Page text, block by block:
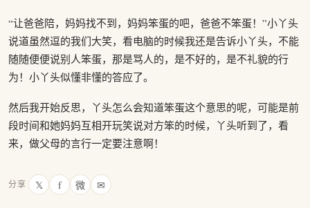
“让爸爸陪，妈妈找不到，妈妈笨蛋的吧，爸爸不笨蛋！”小丫头
说道虽然逗的我们大笑，看电脑的时候我还是告诉小丫头，不能
随随便便说别人笨蛋，那是骂人的，是不好的，是不礼貌的行
为！小丫头似懂非懂的答应了。
然后我开始反思，丫头怎么会知道笨蛋这个意思的呢，可能是前
段时间和她妈妈互相开玩笑说对方笨的时候，丫头听到了，看
来，做父母的言行一定要注意啊！
分享 𝕏 f 微 ✉